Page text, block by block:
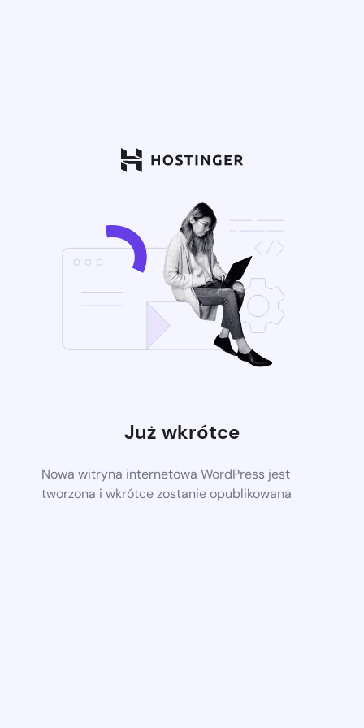
Już wkrótce
Nowa witryna internetowa WordPress jest
tworzona i wkrótce zostanie opublikowana